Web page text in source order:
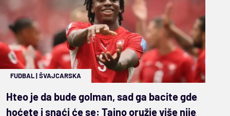
FUDBAL|ŠVAJCARSKA
Hteo je da bude golman, sad ga bacite gde
hoćete i snaći će se: Tajno oružje više nije